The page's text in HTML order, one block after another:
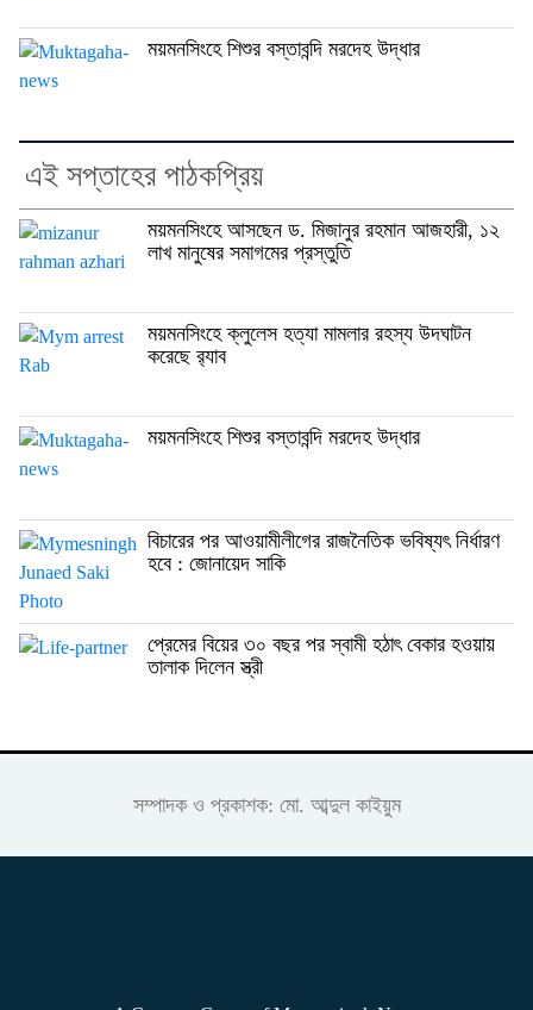
ময়মনসিংহে শিশুর বস্তাবন্দি মরদেহ উদ্ধার
এই সপ্তাহের পাঠকপ্রিয়
ময়মনসিংহে আসছেন ড. মিজানুর রহমান আজহারী, ১২
লাখ মানুষের সমাগমের প্রস্তুতি
ময়মনসিংহে ক্লুলেস হত্যা মামলার রহস্য উদঘাটন
করেছে র‍্যাব
ময়মনসিংহে শিশুর বস্তাবন্দি মরদেহ উদ্ধার
বিচারের পর আওয়ামীলীগের রাজনৈতিক ভবিষ্যৎ নির্ধারণ
হবে : জোনায়েদ সাকি
প্রেমের বিয়ের ৩০ বছর পর স্বামী হঠাৎ বেকার হওয়ায়
তালাক দিলেন স্ত্রী
সম্পাদক ও প্রকাশক: মো. আব্দুল কাইয়ুম